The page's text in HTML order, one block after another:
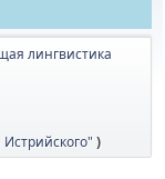
лингвистика
)